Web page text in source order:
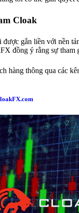
Cloak
gắn liền với nền
đồng ý rằng sự tham
hàng thông qua các